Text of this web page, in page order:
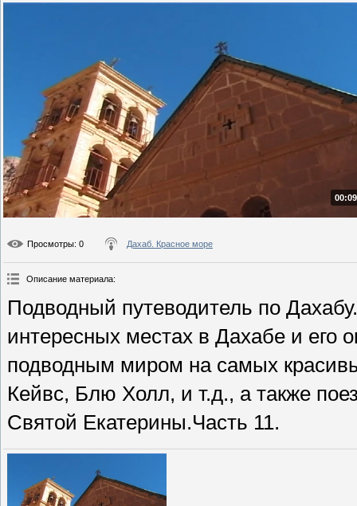
Просмотры: 0 Дахаб. Красное море
Описание материала:
Подводный путеводитель по
интересных местах в Дахабе и его
подводным миром на самых
Кейвс, Блю Холл, и т.д., а также
Святой Екатерины.Часть 11.